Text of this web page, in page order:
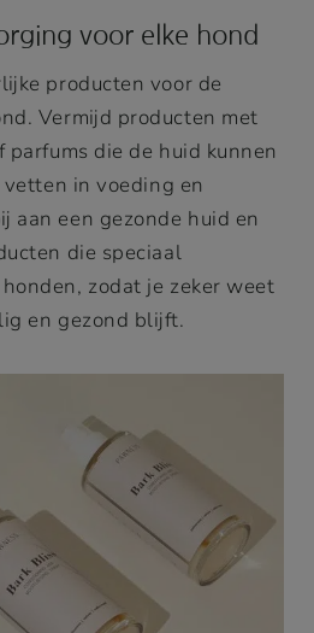
voor elke hond
producten voor de
Vermijd producten met
parfums die de huid kunnen
in voeding en
aan een gezonde huid en
die speciaal
zodat je zeker weet
en gezond blijft.